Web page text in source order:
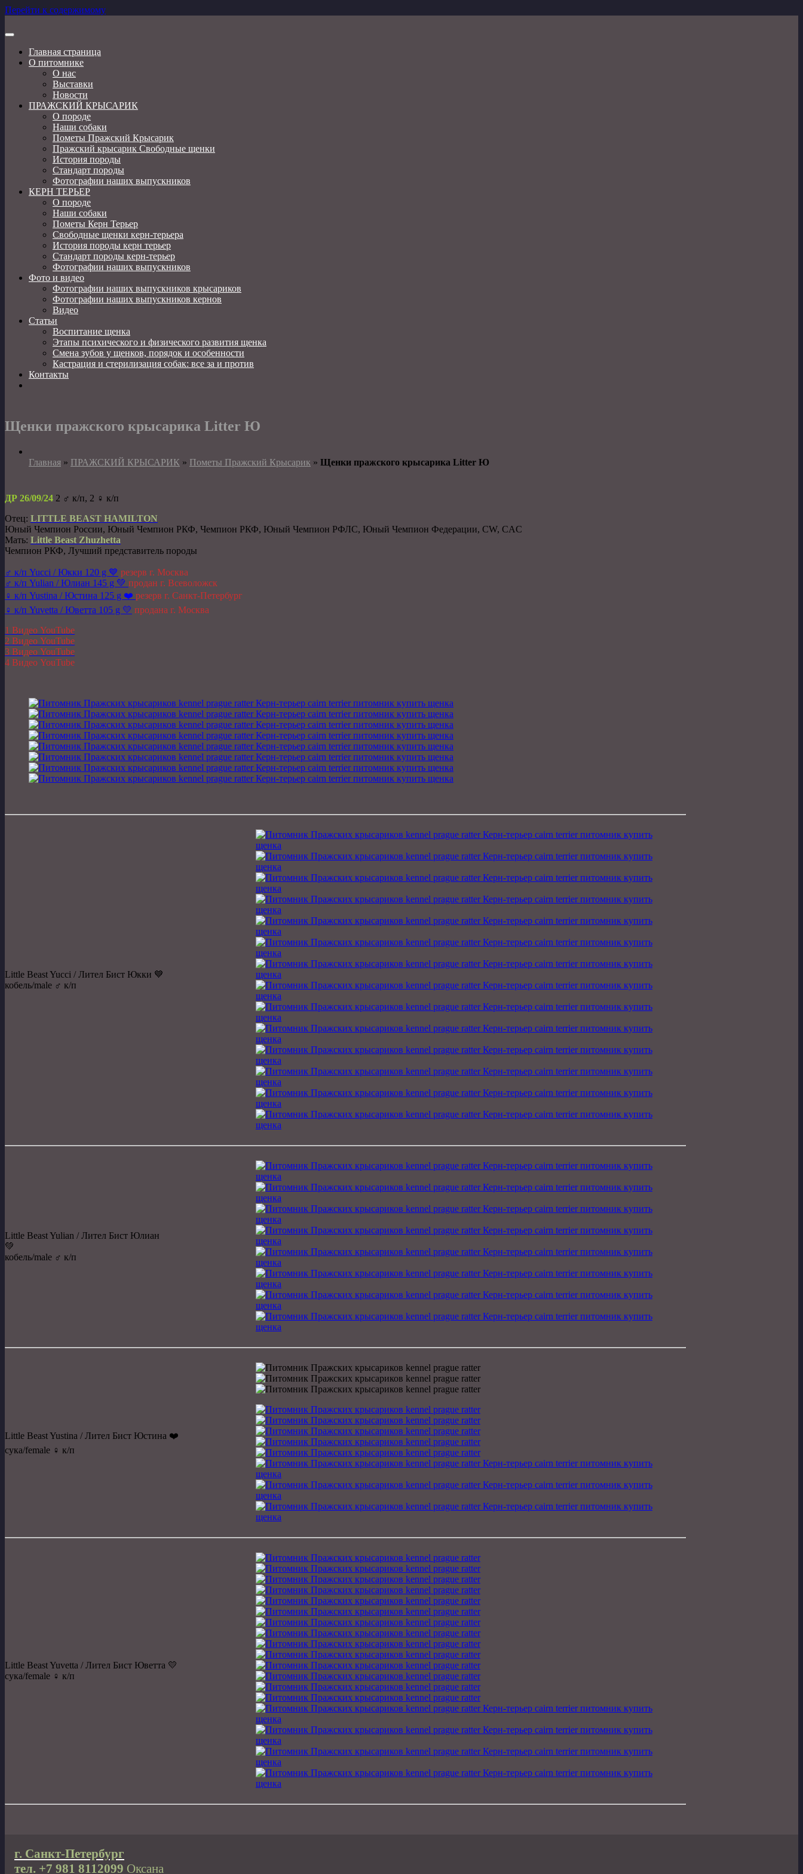
Перейти к содержимому
Главная страница
О питомнике
О нас
Выставки
Новости
ПРАЖСКИЙ КРЫСАРИК
О породе
Наши собаки
Пометы Пражский Крысарик
Пражский крысарик Свободные щенки
История породы
Стандарт породы
Фотографии наших выпускников
КЕРН ТЕРЬЕР
О породе
Наши собаки
Пометы Керн Терьер
Свободные щенки керн-терьера
История породы керн терьер
Стандарт породы керн-терьер
Фотографии наших выпускников
Фото и видео
Фотографии наших выпускников крысариков
Фотографии наших выпускников кернов
Видео
Статьи
Воспитание щенка
Этапы психического и физического развития щенка
Смена зубов у щенков, порядок и особенности
Кастрация и стерилизация собак: все за и против
Контакты
Щенки пражского крысарика Litter Ю
Главная » ПРАЖСКИЙ КРЫСАРИК » Пометы Пражский Крысарик » Щенки пражского крысарика Litter Ю
ДР 26/09/24 2 ♂️ к/п, 2 ♀️ к/п
Отец: LITTLE BEAST HAMILTON
Юный Чемпион России, Юный Чемпион РКФ, Чемпион РКФ, Юный Чемпион РФЛС, Юный Чемпион Федерации, CW, CAC
Мать: Little Beast Zhuzhetta
Чемпион РКФ, Лучший представитель породы
♂️ к/п Yucci / Юкки 120 g 💙 резерв г. Москва
♂️ к/п Yulian / Юлиан 145 g 💚 продан г. Всеволожск
♀️ к/п Yustina / Юстина 125 g ❤️ резерв г. Санкт-Петербург
♀️ к/п Yuvetta / Юветта 105 g 💛 продана г. Москва
1 Видео YouTube
2 Видео YouTube
3 Видео YouTube
4 Видео YouTube
Little Beast Yucci / Лител Бист Юкки 💙
кобель/male ♂️ к/п
Little Beast Yulian / Лител Бист Юлиан
💚
кобель/male ♂️ к/п
Little Beast Yustina / Лител Бист Юстина ❤️
сука/female ♀️ к/п
Little Beast Yuvetta / Лител Бист Юветта 💛
сука/female ♀️ к/п
г. Санкт-Петербург
тел. +7 981 8112099 Оксана